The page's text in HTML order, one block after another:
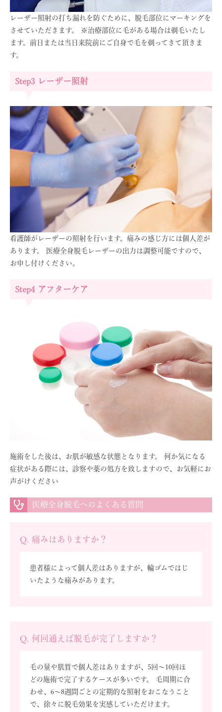
レーザー照射の打ち漏れを防ぐために、脱毛部位にマーキングを
させていただきます。
※治療部位に毛がある場合は剃毛いたし
ます。前日または当日来院前にご自身で毛を剃ってきて頂きま
す。
Step3 レーザー照射
看護師がレーザーの照射を行います。痛みの感じ方には個人差が
あります。 医療全身脱毛レーザーの出力は調整可能ですので、
お申し付けください。
Step4 アフターケア
施術をした後は、お肌が敏感な状態となります。 何か気になる
症状がある際には、診察や薬の処方を致しますので、お気軽にお
声がけください
医療全身脱毛へのよくある質問
Q. 痛みはありますか？
患者様によって個人差はありますが、輪ゴムではじ
いたような痛みがあります。
Q. 何回通えば脱毛が完了しますか？
毛の量や肌質で個人差はありますが、5回～10回ほ
どの施術で完了するケースが多いです。 毛周期に合
わせ、6～8週間ごとの定期的な照射をおこなうこと
で、徐々に脱毛効果を実感していただけます。